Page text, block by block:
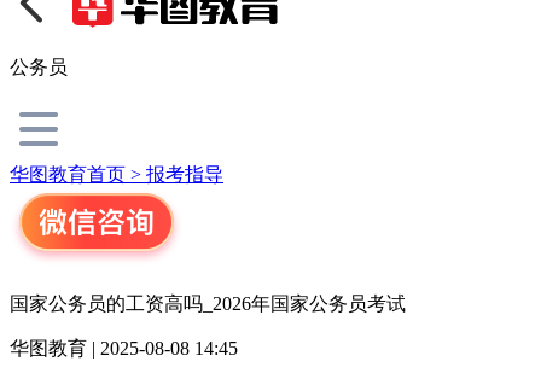
公务员
华图教育首页 > 报考指导
国家公务员的工资高吗_2026年国家公务员考试
华图教育 | 2025-08-08 14:45